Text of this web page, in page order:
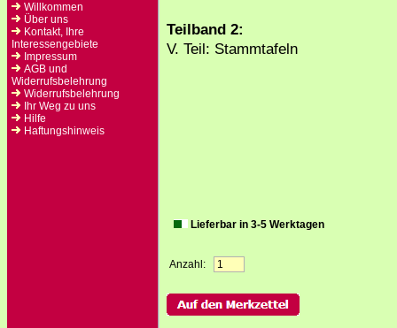
Willkommen
Über uns
Kontakt, Ihre
Interessengebiete
Impressum
AGB und
Widerrufsbelehrung
Widerrufsbelehrung
Ihr Weg zu uns
Hilfe
Haftungshinweis
Teilband 2:
V. Teil: Stammtafeln
Lieferbar in 3-5 Werktagen
Anzahl: